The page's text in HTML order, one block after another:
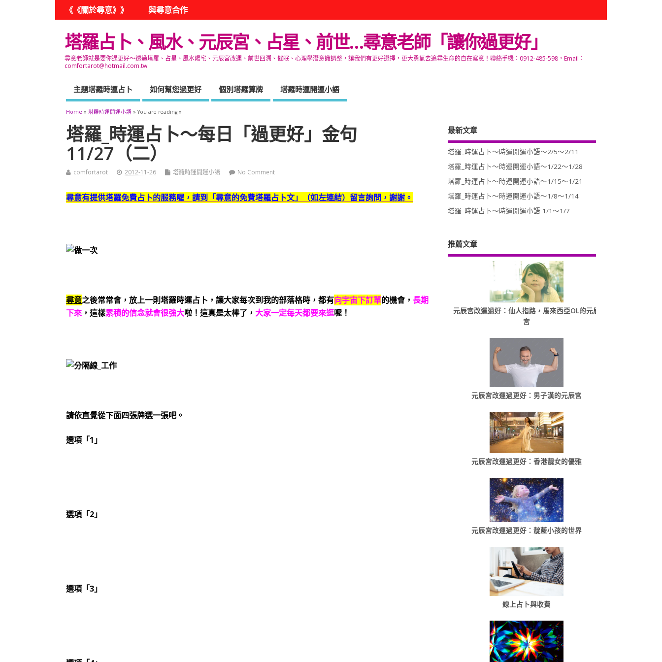
《《關於尋意》》 與尋意合作
塔羅占卜、風水、元辰宮、占星、前世…尋意老師「讓你過更好」
尋意老師就是要你過更好～透過塔羅、占星、風水陽宅、元辰宮改運、前世回溯、催眠、心理學潛意識調整，讓我們有更好選擇，更大勇氣去追尋生命的自在寫意！聯絡手機：0912-485-598，Email：
comfortarot@hotmail.com.tw
主題塔羅時運占卜 如何幫您過更好 個別塔羅算牌 塔羅時運開運小語
Home »塔羅時運開運小語 » You are reading »
塔羅_時運占卜～每日「過更好」金句
11/27（二）
comfortarot 2012-11-26 塔羅時運開運小語 No Comment
尋意有提供塔羅免費占卜的服務喔，請到「尋意的免費塔羅占卜文」（如左連結）留言詢問，謝謝。
尋意之後常常會，放上一則塔羅時運占卜，讓大家每次到我的部落格時，都有向宇宙下訂單的機會，長期
下來 ，這樣累積的信念就會很強大啦！這真是太棒了， 大家一定每天都要來逛喔！
請依直覺從下面四張牌選一張吧。
選項「1」
選項「2」
選項「3」
最新文章
塔羅_時運占卜～時運開運小語～2/5～2/11
塔羅_時運占卜～時運開運小語～1/22～1/28
塔羅_時運占卜～時運開運小語～1/15～1/21
塔羅_時運占卜～時運開運小語～1/8～1/14
塔羅_時運占卜～時運開運小語 1/1～1/7
推薦文章
元辰宮改運過好：仙人指路，馬來西亞OL的元辰
宮
元辰宮改運過更好：男子漢的元辰宮
元辰宮改運過更好：香港靓女的優雅
元辰宮改運過更好：靛藍小孩的世界
線上占卜與收費